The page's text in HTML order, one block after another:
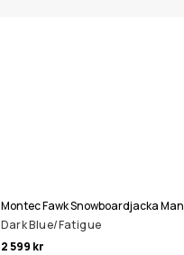
Montec Fawk Snowboardjacka Man
Dark Blue/Fatigue
2 599 kr